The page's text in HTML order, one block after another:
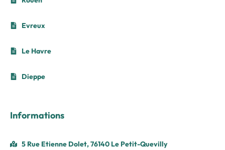
Evreux
Le Havre
Dieppe
Informations
5 Rue Etienne Dolet, 76140 Le Petit-Quevilly